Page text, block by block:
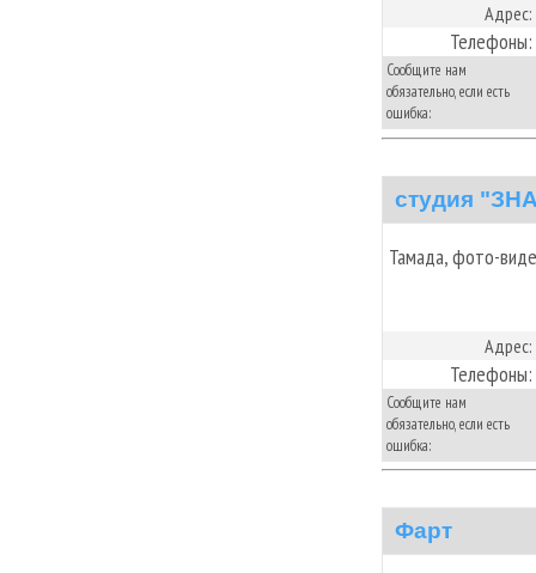
Адрес:
Телефоны:
Сообщите нам
обязательно, если есть
ошибка:
студия
Тамада, фото-
Адрес:
Телефоны:
Сообщите нам
обязательно, если есть
ошибка:
Фарт